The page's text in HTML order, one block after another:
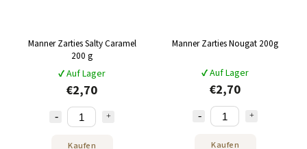
Manner Zarties Salty Caramel
200 g
✔ Auf Lager
€2,70
Kaufen
Manner Zarties Nougat 200g
✔ Auf Lager
€2,70
Kaufen